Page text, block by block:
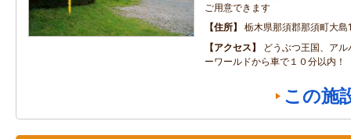
ご用意できます
住所
栃木県那須郡那須町大
アクセス
どうぶつ王国、ア
ーワールドから車で１０分以内！
この施